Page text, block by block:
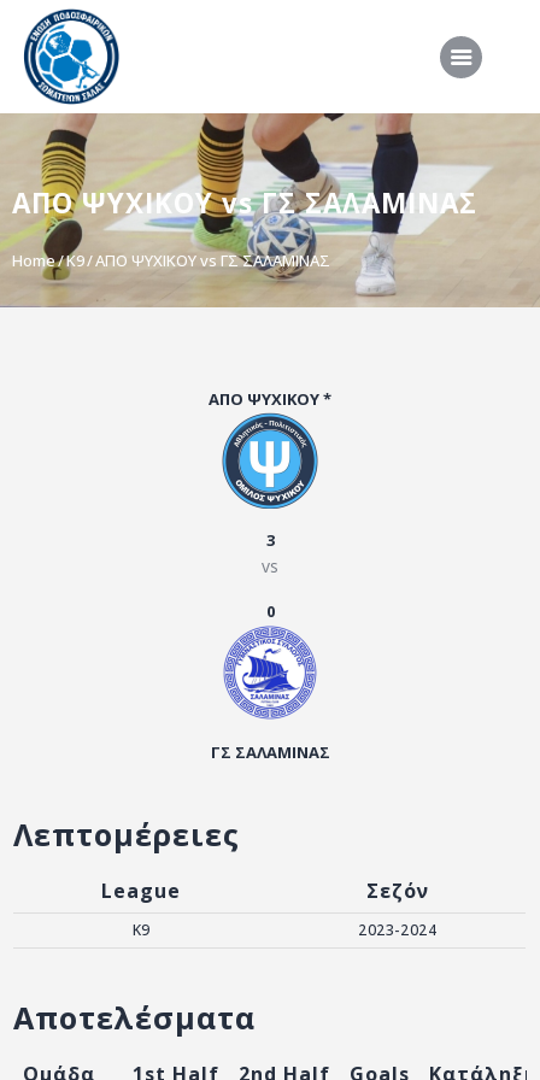
ΑΠΟ ΨΥΧΙΚΟΥ vs ΓΣ ΣΑΛΑΜΙΝΑΣ
Home K9 ΑΠΟ ΨΥΧΙΚΟΥ vs ΓΣ ΣΑΛΑΜΙΝΑΣ
ΑΡΧΙΚΗ
ΕΠΣΣ
ΔΙΟΡΓΑΝΩΣΕΙΣ
ΠΡΟΕΘΝΙΚΕΣ ΟΜΑΔΕΣ
ΣΥΝΕΝΤΕΥΞΕΙΣ
ΑΠΟ ΨΥΧΙΚΟΥ *
3
vs
0
ΓΣ ΣΑΛΑΜΙΝΑΣ
Λεπτομέρειες
League Σεζόν
K9 2023-2024
Αποτελέσματα
Ομάδα 1st Half 2nd Half Goals Κατάληξη